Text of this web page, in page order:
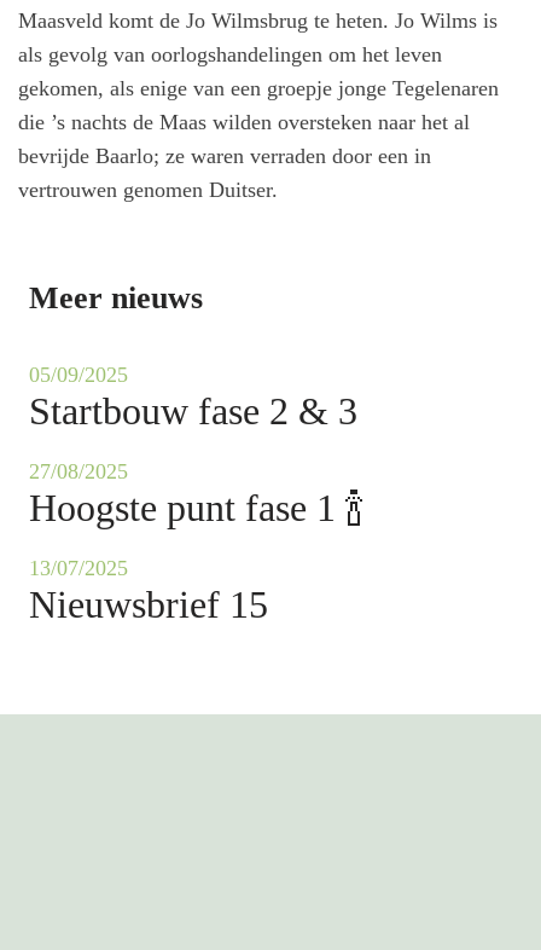
Maasveld komt de Jo Wilmsbrug te heten. Jo Wilms is
als gevolg van oorlogshandelingen om het leven
gekomen, als enige van een groepje jonge Tegelenaren
die ’s nachts de Maas wilden oversteken naar het al
bevrijde Baarlo; ze waren verraden door een in
vertrouwen genomen Duitser.
Meer nieuws
05/09/2025
Startbouw fase 2 & 3
27/08/2025
Hoogste punt fase 1 🍾
13/07/2025
Nieuwsbrief 15